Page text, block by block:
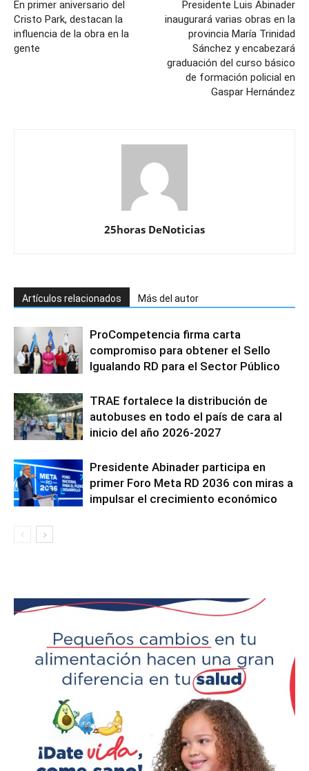
En primer aniversario del
Cristo Park, destacan la
influencia de la obra en la
gente
Presidente Luis Abinader
inaugurará varias obras en la
provincia María Trinidad
Sánchez y encabezará
graduación del curso básico
de formación policial en
Gaspar Hernández
25horas DeNoticias
Artículos relacionados Más del autor
ProCompetencia firma carta
compromiso para obtener el Sello
Igualando RD para el Sector Público
TRAE fortalece la distribución de
autobuses en todo el país de cara al
inicio del año 2026-2027
Presidente Abinader participa en
primer Foro Meta RD 2036 con miras a
impulsar el crecimiento económico